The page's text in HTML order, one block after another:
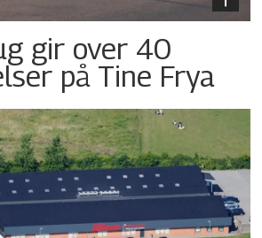
gir over 40
på Tine Frya